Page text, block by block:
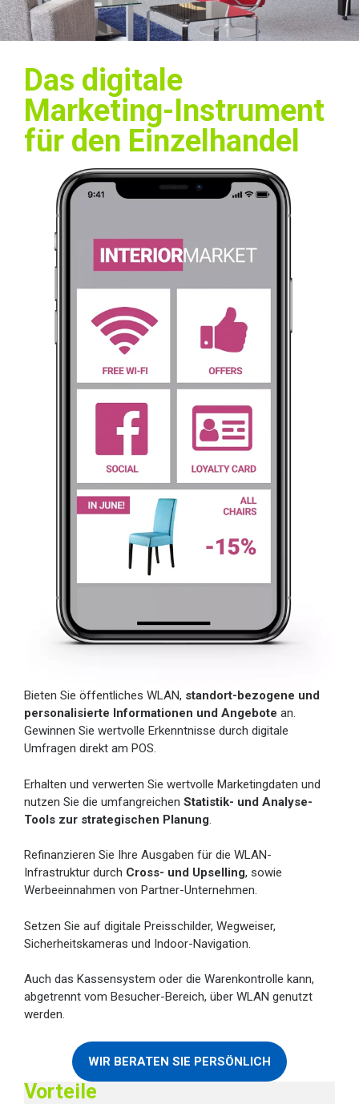
Das digitale
Marketing-Instrument
für den Einzelhandel
Bieten Sie öffentliches WLAN, standort-bezogene und
personalisierte Informationen und Angebote an.
Gewinnen Sie wertvolle Erkenntnisse durch digitale
Umfragen direkt am POS.
Erhalten und verwerten Sie wertvolle Marketingdaten und
nutzen Sie die umfangreichen Statistik- und Analyse-
Tools zur strategischen Planung
Refinanzieren Sie Ihre Ausgaben für die WLAN-
Infrastruktur durch Cross- und Upselling, sowie
Werbeeinnahmen von Partner-Unternehmen.
Setzen Sie auf digitale Preisschilder, Wegweiser,
Sicherheitskameras und Indoor-Navigation.
Auch das Kassensystem oder die Warenkontrolle kann,
abgetrennt vom Besucher-Bereich, über WLAN genutzt
werden.
WIR BERATEN SIE PERSÖNLICH
Vorteile